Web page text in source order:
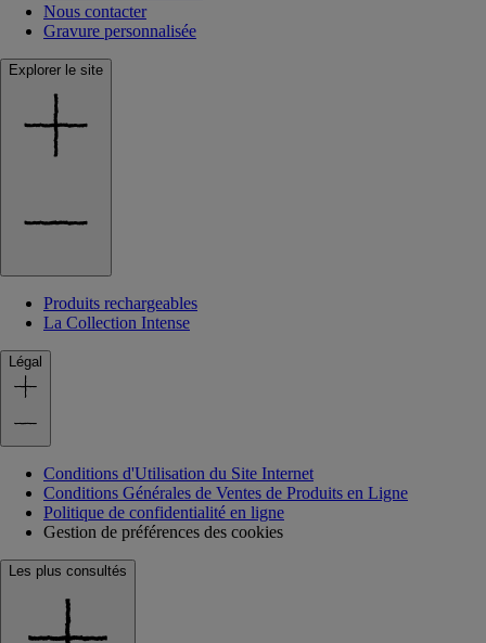
Nous contacter
Gravure personnalisée
Explorer le site
Produits rechargeables
La Collection Intense
Légal
Conditions d'Utilisation du Site Internet
Conditions Générales de Ventes de Produits en Ligne
Politique de confidentialité en ligne
Gestion de préférences des cookies
Les plus consultés